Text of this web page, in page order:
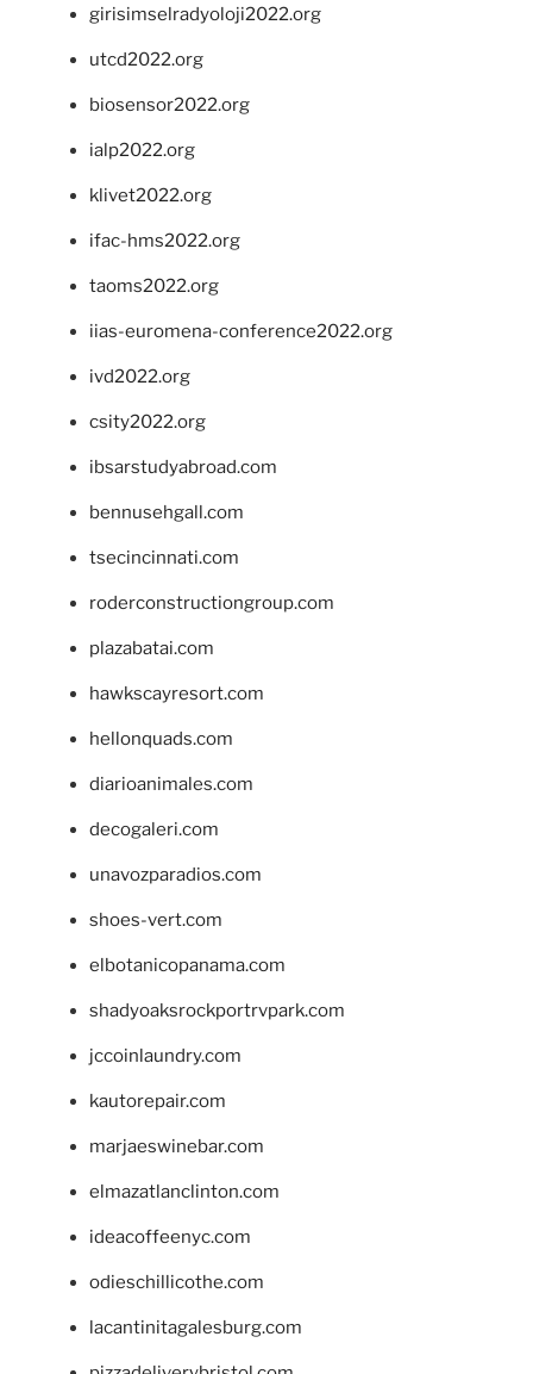
girisimselradyoloji2022.org
utcd2022.org
biosensor2022.org
ialp2022.org
klivet2022.org
ifac-hms2022.org
taoms2022.org
iias-euromena-conference2022.org
ivd2022.org
csity2022.org
ibsarstudyabroad.com
bennusehgall.com
tsecincinnati.com
roderconstructiongroup.com
plazabatai.com
hawkscayresort.com
hellonquads.com
diarioanimales.com
decogaleri.com
unavozparadios.com
shoes-vert.com
elbotanicopanama.com
shadyoaksrockportrvpark.com
jccoinlaundry.com
kautorepair.com
marjaeswinebar.com
elmazatlanclinton.com
ideacoffeenyc.com
odieschillicothe.com
lacantinitagalesburg.com